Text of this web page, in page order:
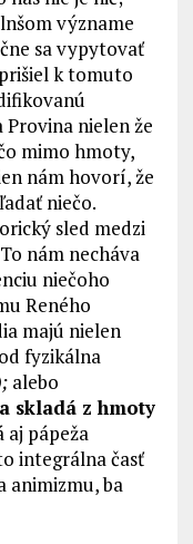
význame
sa vypytovať
k tomuto
nielen že
mimo hmoty,
nám hovorí, že
niečo.
sled medzi
nám necháva
niečoho
Reného
majú nielen
fyzikálna
alebo
skladá z hmoty
pápeža
integrálna časť
animizmu, ba